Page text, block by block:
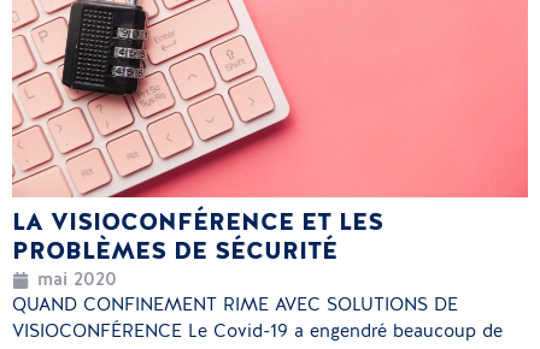
LA VISIOCONFÉRENCE ET LES
PROBLÈMES DE SÉCURITÉ
mai 2020
QUAND CONFINEMENT RIME AVEC SOLUTIONS DE
VISIOCONFÉRENCE Le Covid-19 a engendré beaucoup de